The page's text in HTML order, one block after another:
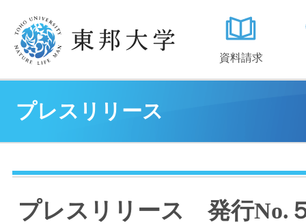
資料請求
プレスリリース
プレスリリース 発行No.